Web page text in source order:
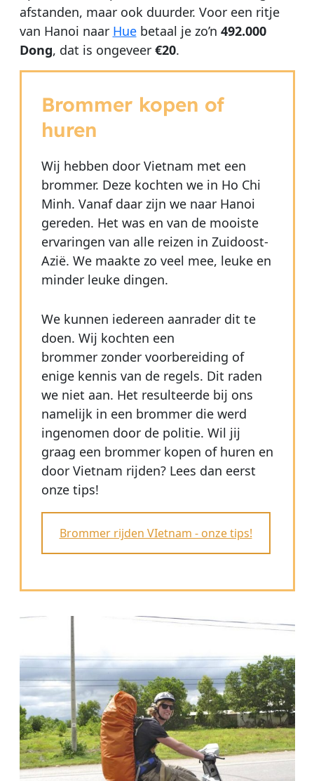
afstanden, maar ook duurder. Voor een ritje
van Hanoi naar Huebetaal je zo’n 492.000
Dong, dat is ongeveer €20.
Brommer kopen of
huren
Wij hebben door Vietnam met een
brommer. Deze kochten we in Ho Chi
Minh. Vanaf daar zijn we naar Hanoi
gereden. Het was en van de mooiste
ervaringen van alle reizen in Zuidoost-
Azië. We maakte zo veel mee, leuke en
minder leuke dingen.
We kunnen iedereen aanrader dit te
doen. Wij kochten een
brommer zonder voorbereiding of
enige kennis van de regels. Dit raden
we niet aan. Het resulteerde bij ons
namelijk in een brommer die werd
ingenomen door de politie. Wil jij
graag een brommer kopen of huren en
door Vietnam rijden? Lees dan eerst
onze tips!
Brommer rijden VIetnam - onze tips!